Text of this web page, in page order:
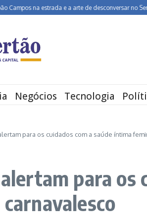
na estrada e a arte de desconversar no Sertão
Negócios Tecnologia
para os cuidados com a saúde íntima
para